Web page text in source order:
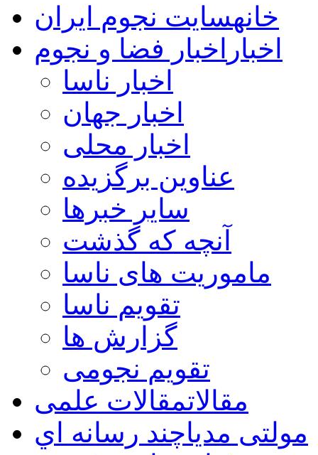
خانهسایت نجوم ایران
اخبار اخبار فضا و نجوم
اخبار ناسا
اخبار جهان
اخبار محلی
عناوین برگزیده
سایر خبرها
آنچه که گذشت
ماموریت های ناسا
تقویم ناسا
گزارش ها
تقویم نجومی
مقالاتمقالات علمی
مولتی مدیاچند رسانه اي